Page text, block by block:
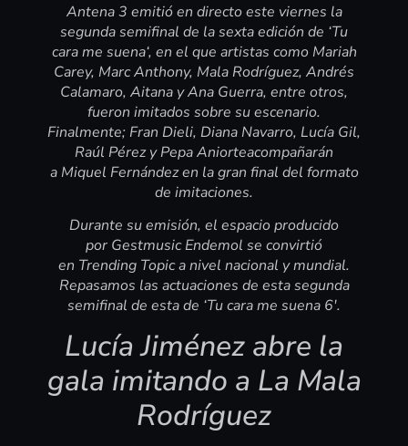
Antena 3 emitió en directo este viernes la
segunda semifinal de la sexta edición de ‘Tu
cara me suena‘, en el que artistas como Mariah
Carey, Marc Anthony, Mala Rodríguez, Andrés
Calamaro, Aitana y Ana Guerra, entre otros,
fueron imitados sobre su escenario.
Finalmente; Fran Dieli, Diana Navarro, Lucía Gil,
Raúl Pérez y Pepa Aniorteacompañarán
a Miquel Fernández en la gran final del formato
de imitaciones.
Durante su emisión, el espacio producido
por Gestmusic Endemol se convirtió
en Trending Topic a nivel nacional y mundial.
Repasamos las actuaciones de esta segunda
semifinal de esta de ‘Tu cara me suena 6′.
Lucía Jiménez abre la
gala imitando a La Mala
Rodríguez